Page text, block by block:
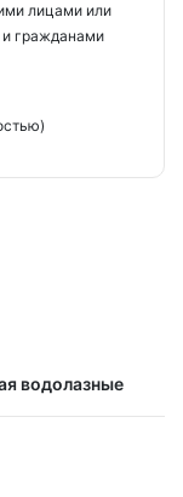
лицами или
гражданами
водолазные